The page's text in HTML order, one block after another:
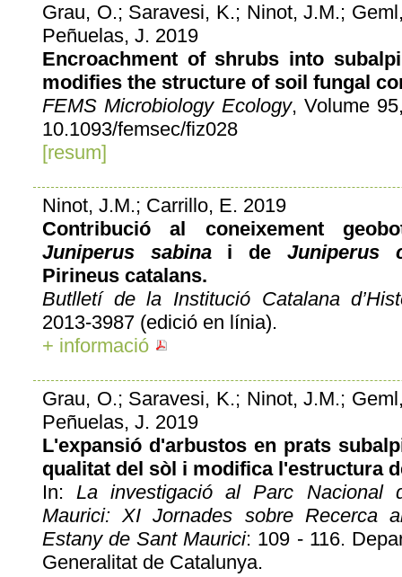
Grau, O.; Saravesi, K.; Ninot, J.M.;
Peñuelas, J. 2019
Encroachment of shrubs into
modifies the structure of soil fungal
FEMS Microbiology Ecology, Volume
10.1093/femsec/fiz028
[resum]
Ninot, J.M.; Carrillo, E. 2019
Contribució al coneixement
Juniperus sabinai de Juniperus
Pirineus catalans.
Butlletí de la Institució Catalana
2013-3987 (edició en línia).
+ informació
Grau, O.; Saravesi, K.; Ninot, J.M.;
Peñuelas, J. 2019
L'expansió d'arbustos en prats
qualitat del sòl i modifica l'estructura
In:La investigació al Parc Nacional
Maurici: XI Jornades sobre Recerca
Estany de Sant Maurici: 109 - 116.
Generalitat de Catalunya.